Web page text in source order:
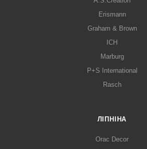
Erismann
Graham & Brown
ICH
Marburg
P+S International
Rasch
ЛІПНІНА
Orac Decor